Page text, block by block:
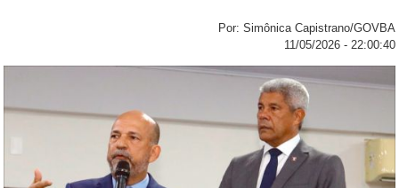
Por: Simônica Capistrano/GOVBA
11/05/2026 - 22:00:40